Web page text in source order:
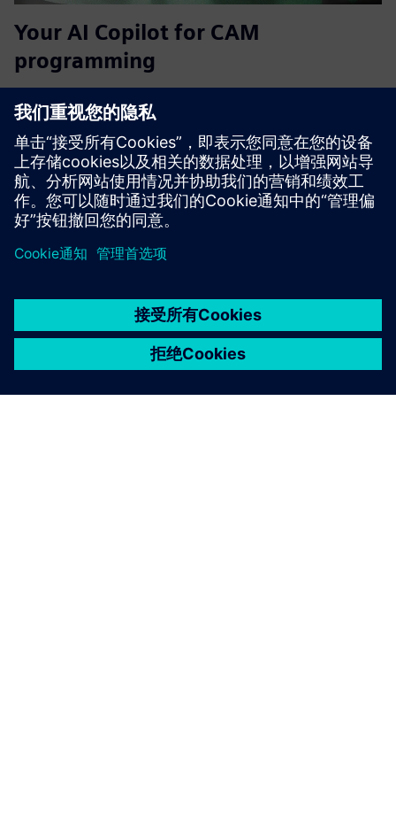
Your AI Copilot for CAM
programming
我们的 AI 模型将您的生产历史转化为可扩展的自动化。它
完全在本地运行，安全，并无缝集成到西门子 NX CAM
中。
了解更多信息